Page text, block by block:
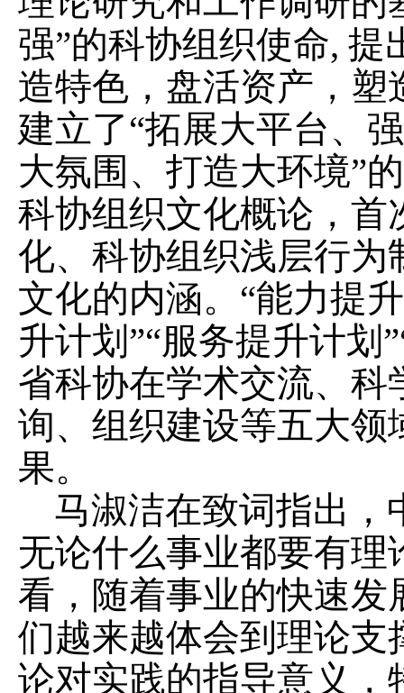
强”的科协组织使命,
造特色，盘活资产，塑
建立了“拓展大平台、
大氛围、打造大环境”
科协组织文化概论，
化、科协组织浅层行
文化的内涵。“能力提
升计划”“服务提升计划
省科协在学术交流、
询、组织建设等五大
果。
马淑洁在致词指出，
无论什么事业都要有
看，随着事业的快速
们越来越体会到理论
论对实践的指导意义